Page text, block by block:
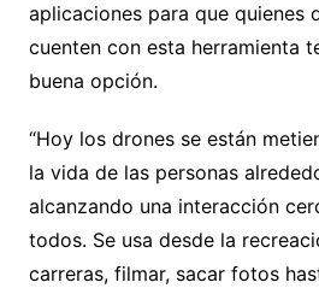
aplicaciones para que quienes
cuenten con esta herramienta
buena opción.
“Hoy los drones se están
la vida de las personas
alcanzando una interacción
todos. Se usa desde la
carreras, filmar, sacar fotos